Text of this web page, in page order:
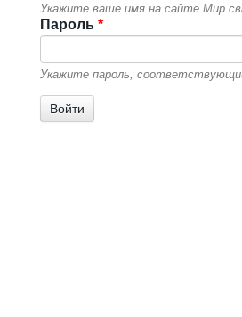
Укажите ваше имя на сайте Мир
Пароль *
Укажите пароль,